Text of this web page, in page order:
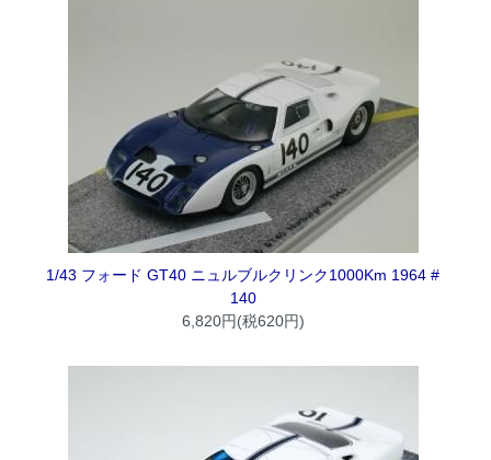
1/43 フォード GT40 ニュルブルクリンク1000Km 1964 #
140
6,820円(税620円)